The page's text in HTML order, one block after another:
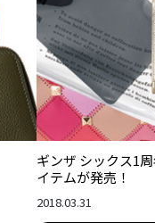
ギンザ シックス1
イテムが発売！
2018.03.31